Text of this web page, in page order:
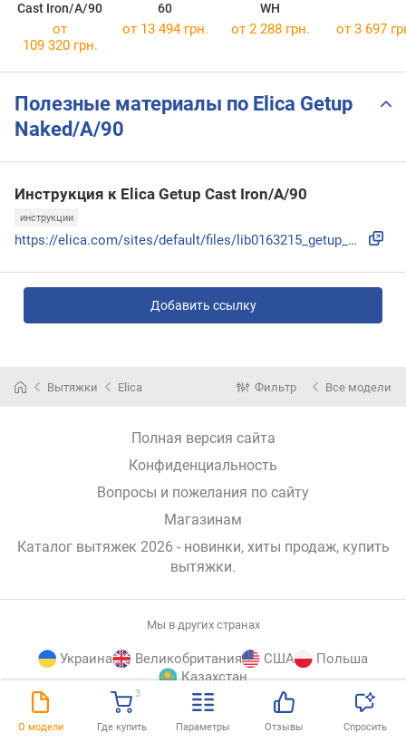
О модели Где купить
3
Параметры Отзывы Спросить
Cast Iron/A/90
60
WH
от
109 320 грн.
от 13 494 грн. от 2 288 грн. от 3 697
Полезные материалы по Elica Getup
Naked/A/90
Инструкция к Elica Getup Cast Iron/A/90
инструкции
https://elica.com/sites/default/files/lib0163215_getup_web....
Добавить ссылку
Вытяжки Elica Фильтр Все модели
Полная версия сайта
Конфиденциальность
Вопросы и пожелания по сайту
Магазинам
Каталог вытяжек 2026 - новинки, хиты продаж, купить
вытяжки.
Мы в других странах
Украина Великобритания США
Польша
Казахстан
Katalog
© E-Katalog, 2026 НАВЕРХ